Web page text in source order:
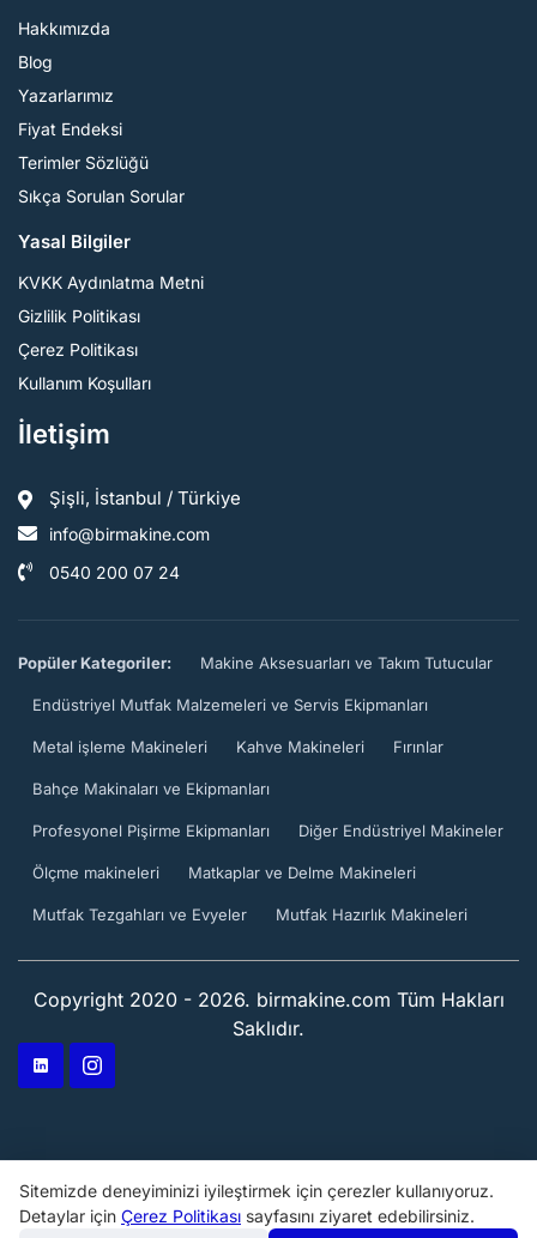
Hakkımızda
Blog
Yazarlarımız
Fiyat Endeksi
Terimler Sözlüğü
Sıkça Sorulan Sorular
Yasal Bilgiler
KVKK Aydınlatma Metni
Gizlilik Politikası
Çerez Politikası
Kullanım Koşulları
İletişim
Şişli, İstanbul / Türkiye
info@birmakine.com
0540 200 07 24
Popüler Kategoriler: Makine Aksesuarları ve Takım Tutucular
Endüstriyel Mutfak Malzemeleri ve Servis Ekipmanları
Metal işleme Makineleri Kahve Makineleri Fırınlar
Bahçe Makinaları ve Ekipmanları
Profesyonel Pişirme Ekipmanları Diğer Endüstriyel Makineler
Ölçme makineleri Matkaplar ve Delme Makineleri
Mutfak Tezgahları ve Evyeler Mutfak Hazırlık Makineleri
Copyright 2020 - 2026. birmakine.com Tüm Hakları
Saklıdır.
Sitemizde deneyiminizi iyileştirmek için çerezler kullanıyoruz.
Detaylar için Çerez Politikası sayfasını ziyaret edebilirsiniz.